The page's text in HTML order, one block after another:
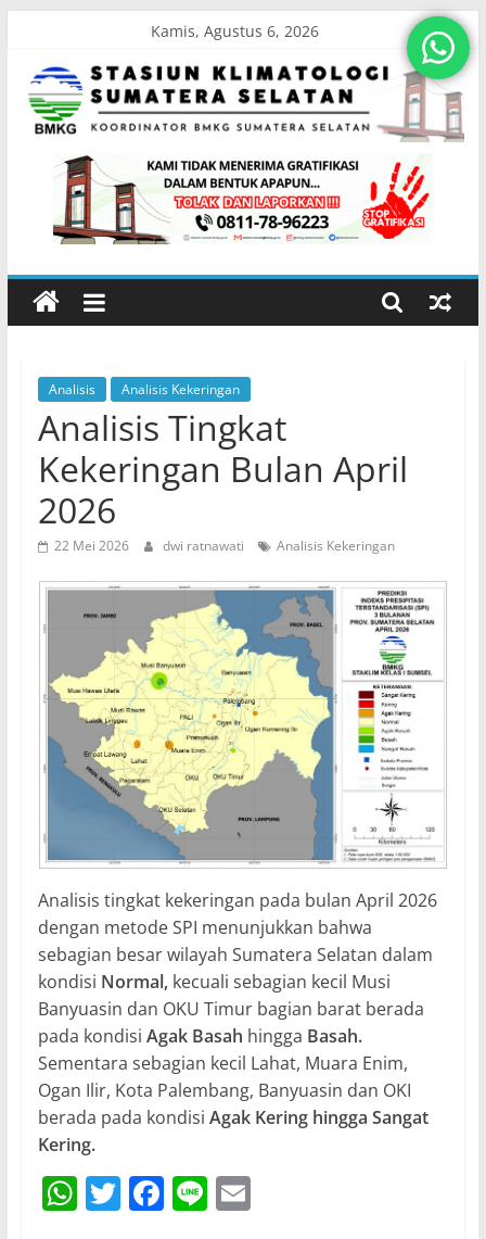
content
Kamis, Agustus 6, 2026
Stasiun
Klimatologi
Sumatera
Koordinator
BMKG
Sumatera
Selatan
Analisis Analisis Kekeringan
Analisis Tingkat
Kekeringan Bulan April
2026
22 Mei 2026 dwi ratnawati Analisis Kekeringan
Analisis tingkat kekeringan pada bulan April 2026
dengan metode SPI menunjukkan bahwa
sebagian besar wilayah Sumatera Selatan dalam
kondisi Normal,kecuali sebagian kecil Musi
Banyuasin dan OKU Timur bagian barat berada
pada kondisi Agak Basah hingga Basah.
Sementara sebagian kecil Lahat, Muara Enim,
Ogan Ilir, Kota Palembang, Banyuasin dan OKI
berada pada kondisi Agak Kering hingga Sangat
Kering.
W T F Li E